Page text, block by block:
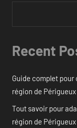
Recent
Guide complet pour
région de
Tout savoir pour
région de